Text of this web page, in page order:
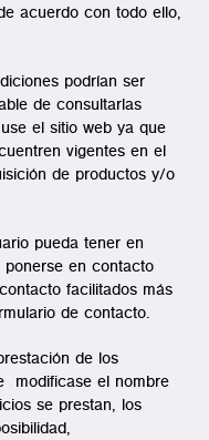
acuerdo con todo ello,
podrían ser
de consultarlas
el sitio web ya que
vigentes en el
de productos y/o
pueda tener en
en contacto
facilitados más
de contacto.
de los
modificase el nombre
se prestan, los